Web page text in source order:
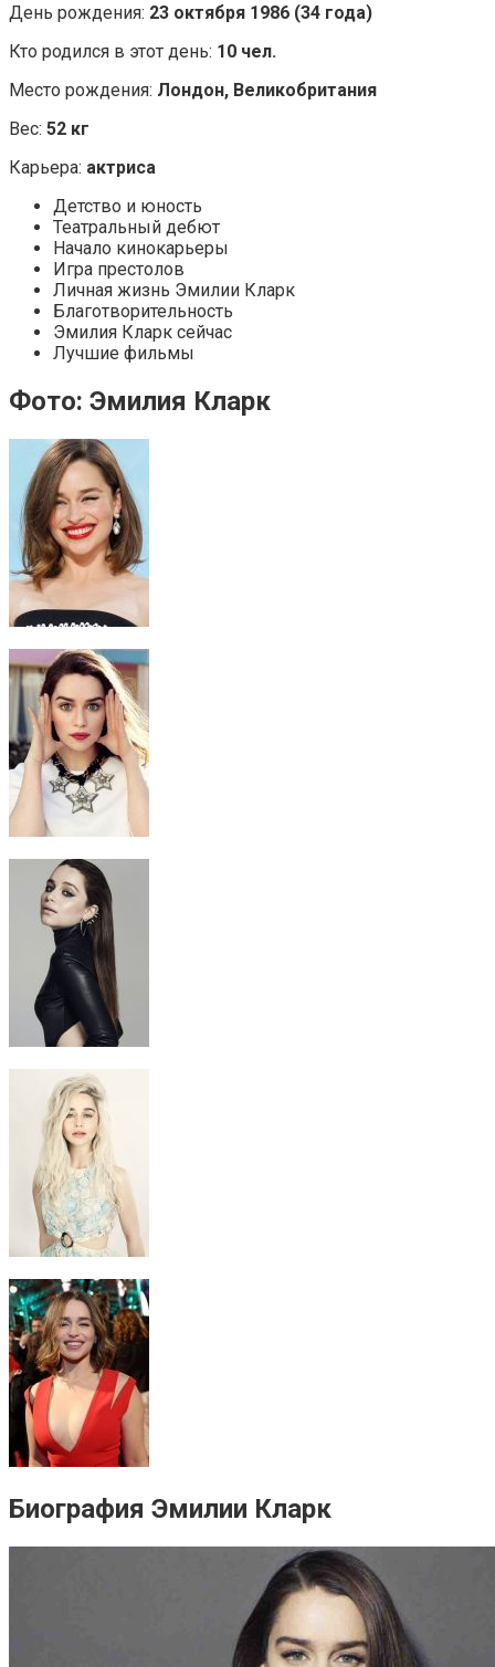
День рождения: 23 октября 1986 (34 года)
Кто родился в этот день: 10 чел.
Место рождения: Лондон, Великобритания
Вес: 52 кг
Карьера: актриса
Детство и юность
Театральный дебют
Начало кинокарьеры
Игра престолов
Личная жизнь Эмилии Кларк
Благотворительность
Эмилия Кларк сейчас
Лучшие фильмы
Фото: Эмилия Кларк
Биография Эмилии Кларк